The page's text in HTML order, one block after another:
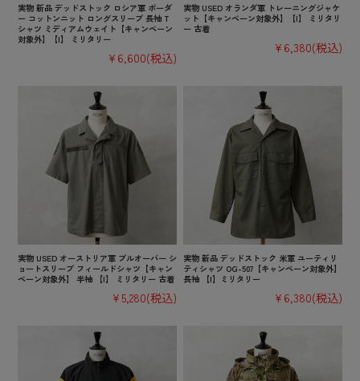
実物 新品 デッドストック ロシア軍 ボーダ
ー コットンニット ロングスリーブ 長袖 T
シャツ ミディアムウェイト【キャンペーン
対象外】【I】 ミリタリー
¥6,600(税込)
実物 USED オランダ軍 トレーニングジャケ
ット【キャンペーン対象外】【I】 ミリタリ
ー 古着
¥6,380(税込)
実物 USED オーストリア軍 プルオーバー シ
ョートスリーブ フィールドシャツ【キャン
ペーン対象外】 半袖 【I】 ミリタリー 古着
¥5,280(税込)
実物 新品 デッドストック 米軍 ユーティリ
ティシャツ OG-507【キャンペーン対象外】
長袖 【I】ミリタリー
¥6,380(税込)